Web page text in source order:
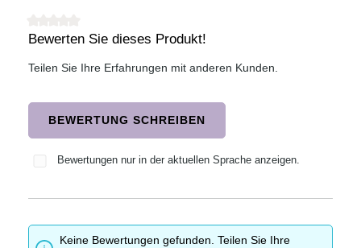
Durchschnittliche Bewertung von 0 von 5 Sternen
Bewerten Sie dieses Produkt!
Teilen Sie Ihre Erfahrungen mit anderen Kunden.
BEWERTUNG SCHREIBEN
Bewertungen nur in der aktuellen Sprache anzeigen.
Keine Bewertungen gefunden. Teilen Sie Ihre